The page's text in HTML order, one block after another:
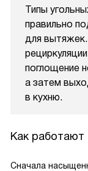
Типы
правильно
для
поглощение
а затем
в кухню.
Как работают
Сначала